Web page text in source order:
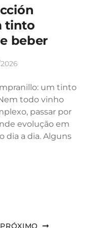
tinto
beber
um tinto
todo vinho
passar por
evolução em
dia a dia. Alguns
PRÓXIMO